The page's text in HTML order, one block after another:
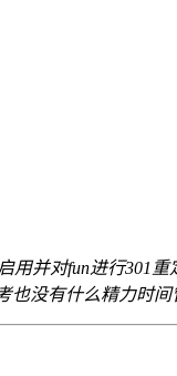
用并对fun进行301
也没有什么精力时间